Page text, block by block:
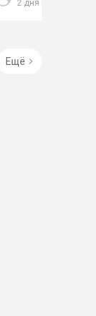
2 дня назад
Ещё